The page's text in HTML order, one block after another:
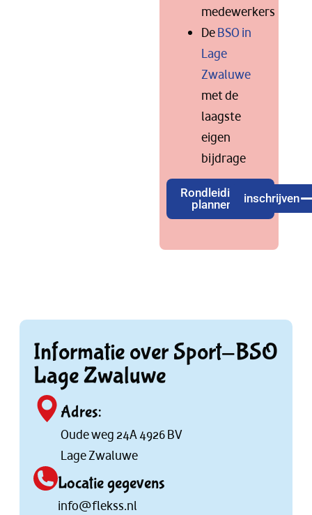
medewerkers
DeBSO in
Lage
Zwaluwe
met de
laagste
eigen
bijdrage
Rondleiding
plannen
inschrijven
Informatie over Sport-BSO
Lage Zwaluwe
Adres:
Oude weg 24A 4926 BV
Lage Zwaluwe
Locatie gegevens
info@flekss.nl